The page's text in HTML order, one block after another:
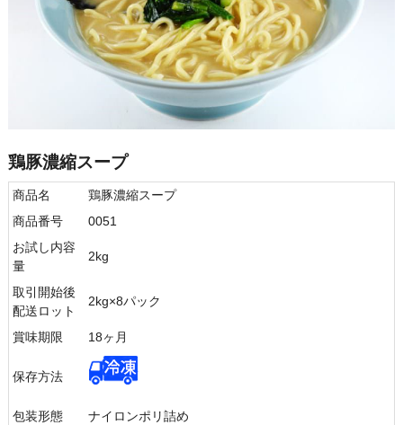
鶏豚濃縮スープ
商品名
鶏豚濃縮スープ
商品番号
0051
お試し内容
量
2kg
取引開始後
配送ロット
2kg×8パック
賞味期限 18ヶ月
保存方法
包装形態
ナイロンポリ詰め